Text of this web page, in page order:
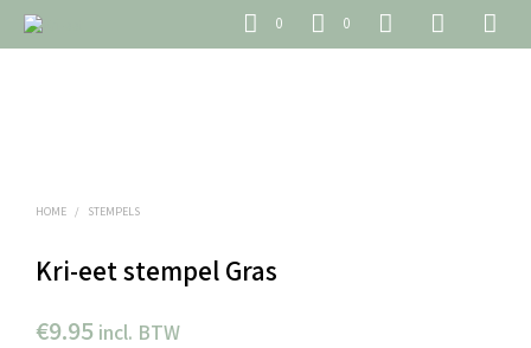
0 0
HOME / STEMPELS
Kri-eet stempel Gras
€9.95 incl. BTW